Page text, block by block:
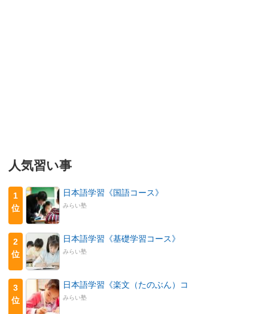
人気習い事
1
位
日本語学習《国語コース》
みらい塾
2
位
日本語学習《基礎学習コース》
みらい塾
3
位
日本語学習《楽文（たのぶん）コ
みらい塾